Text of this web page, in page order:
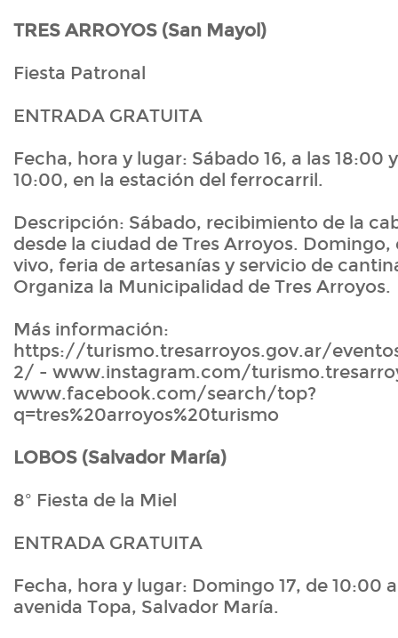
TRES ARROYOS (San Mayol)
Fiesta Patronal
ENTRADA GRATUITA
Fecha, hora y lugar: Sábado 16, a las 18:00
10:00, en la estación del ferrocarril.
Descripción: Sábado, recibimiento de la
desde la ciudad de Tres Arroyos.
vivo, feria de artesanías y servicio de
Organiza la Municipalidad de Tres Arroyos.
Más información:
https://turismo.tresarroyos.gov.ar/
2/ - www.instagram.com/
www.facebook.com/search/top?
q=tres%20arroyos%20turismo
LOBOS (Salvador María)
8º Fiesta de la Miel
ENTRADA GRATUITA
Fecha, hora y lugar: Domingo 17, de 10:00
avenida Topa, Salvador María.